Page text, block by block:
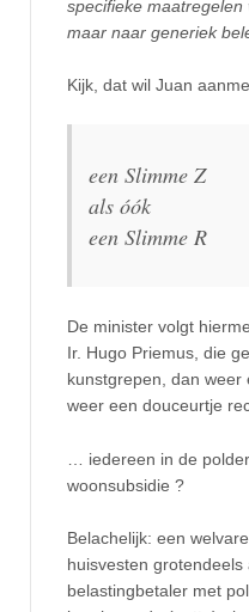
specifieke maatregelen
maar naar generiek
Kijk, dat wil Juan
een Slimme Z
als óók
een Slimme R
De minister volgt
Ir. Hugo Priemus, die
kunstgrepen, dan weer
weer een douceurtje
… iedereen in de
woonsubsidie ?
Belachelijk: een
huisvesten
belastingbetaler met